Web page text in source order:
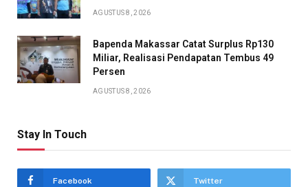
AGUSTUS 8, 2026
Bapenda Makassar Catat Surplus Rp130
Miliar, Realisasi Pendapatan Tembus 49
Persen
AGUSTUS 8, 2026
Stay In Touch
Facebook Twitter